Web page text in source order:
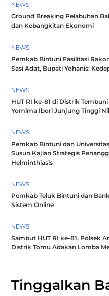
NEWS
Ground Breaking Pelabuhan
dan Kebangkitan Ekonomi
NEWS
Pemkab Bintuni Fasilitasi
Sasi Adat, Bupati Yohanis:
NEWS
HUT RI ke-81 di Distrik
Yomima Ibori Junjung Tinggi
NEWS
Pemkab Bintuni dan
Susun Kajian Strategis
Helminthiasis
NEWS
Pemkab Teluk Bintuni dan
Sistem Online
NEWS
Sambut HUT RI ke-81, Polsek
Distrik Tomu Adakan Lomba
Tinggalkan